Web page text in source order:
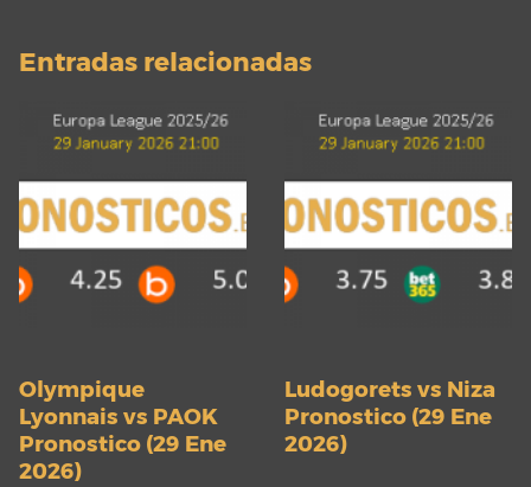
Entradas relacionadas
Olympique
Lyonnais vs PAOK
Pronostico (29 Ene
2026)
Ludogorets vs Niza
Pronostico (29 Ene
2026)